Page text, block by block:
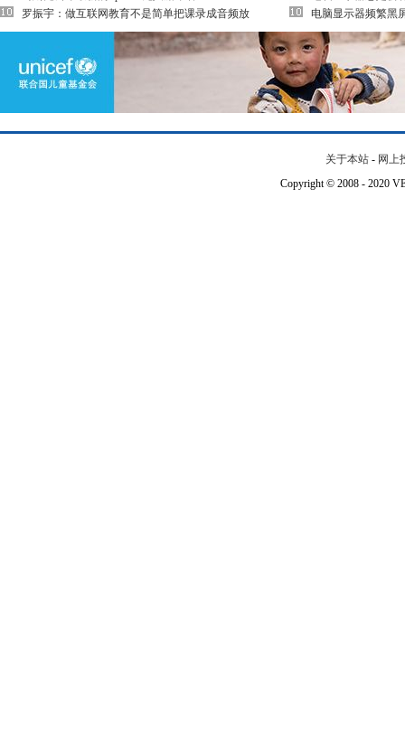
罗振宇：做互联网教育不是简单把课录成音频放
电脑显示器频繁黑
关于本站 - 网上
Copyright © 2008 - 2020